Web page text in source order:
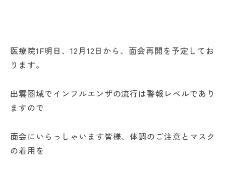
医療院1F明日、12月12日から、面会再開を予定してお
ります。
出雲圏域でインフルエンザの流行は警報レベルであり
ますので
面会にいらっしゃいます皆様、体調のご注意とマスク
の着用を